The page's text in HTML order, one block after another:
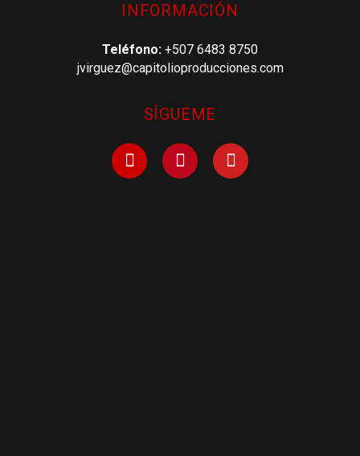
INFORMACIÓN
Teléfono: +507 6483 8750
jvirguez@capitolioproducciones.com
SÍGUEME